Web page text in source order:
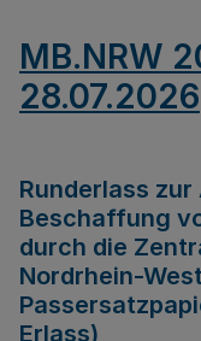
MB.NRW
28.07.2026
Runderlass
Beschaffung
durch die
Nordrhein-
Erlass)